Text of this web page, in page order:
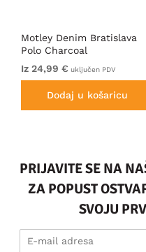
Motley Denim Bratislava
Polo Charcoal
Iz 24,99 € uključen PDV
Dodaj u košaricu
PRIJAVITE SE NA
ZA POPUST
SVOJU